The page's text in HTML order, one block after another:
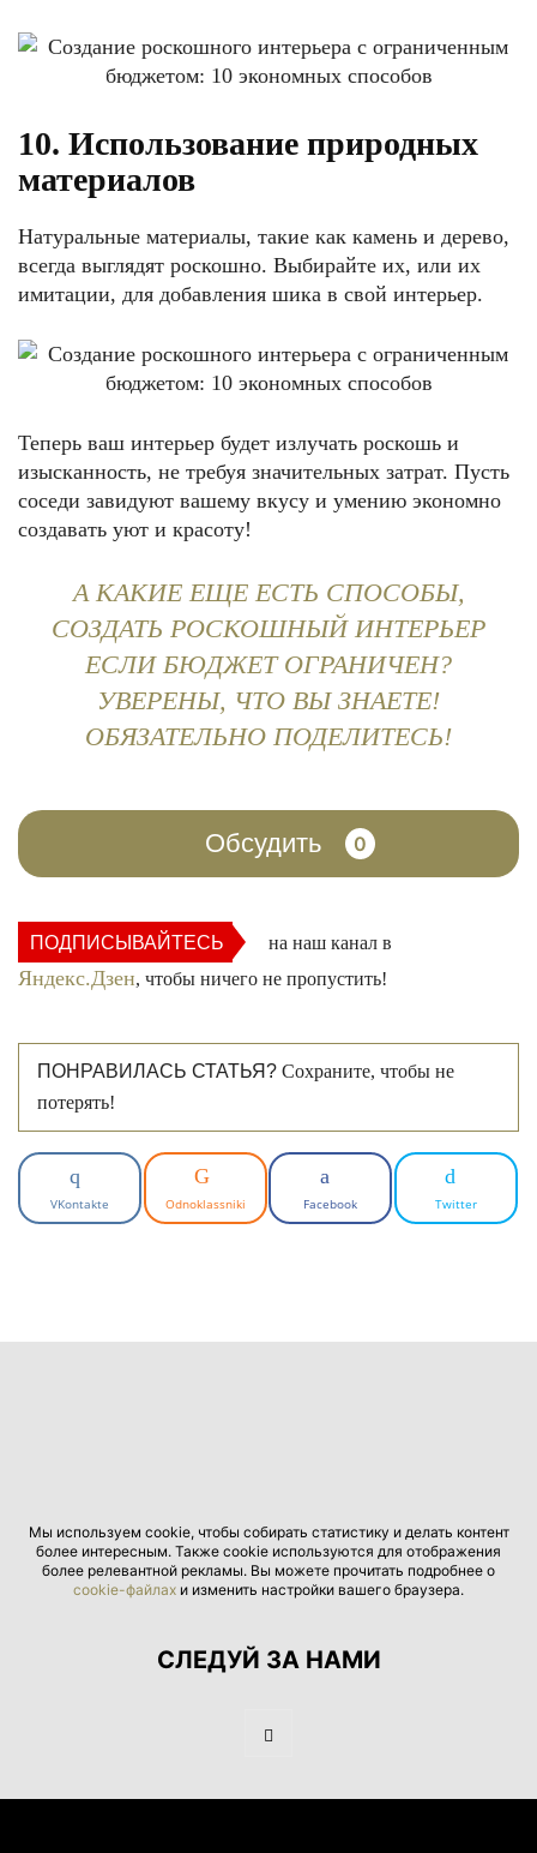
10. Использование природных
материалов
Натуральные материалы, такие как камень и дерево,
всегда выглядят роскошно. Выбирайте их, или их
имитации, для добавления шика в свой интерьер.
Теперь ваш интерьер будет излучать роскошь и
изысканность, не требуя значительных затрат. Пусть
соседи завидуют вашему вкусу и умению экономно
создавать уют и красоту!
А КАКИЕ ЕЩЕ ЕСТЬ СПОСОБЫ,
СОЗДАТЬ РОСКОШНЫЙ ИНТЕРЬЕР
ЕСЛИ БЮДЖЕТ ОГРАНИЧЕН?
УВЕРЕНЫ, ЧТО ВЫ ЗНАЕТЕ!
ОБЯЗАТЕЛЬНО ПОДЕЛИТЕСЬ!
Обсудить 0
ПОДПИСЫВАЙТЕСЬ на наш канал в
Яндекс.Дзен, чтобы ничего не пропустить!
ПОНРАВИЛАСЬ СТАТЬЯ? Сохраните, чтобы не
потерять!
VKontakte Odnoklassniki Facebook Twitter
Мы используем cookie, чтобы собирать статистику и делать контент
более интересным. Также cookie используются для отображения
более релевантной рекламы. Вы можете прочитать подробнее о
cookie-файлах и изменить настройки вашего браузера.
СЛЕДУЙ ЗА НАМИ